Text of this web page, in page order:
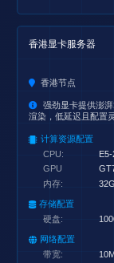
香港显卡服务器
香港节点
强劲显卡提供澎
渲染，低延迟且配置
计算资源配置
CPU:
E5-
GPU
内存:
存储配置
硬盘:
网络配置
带宽: